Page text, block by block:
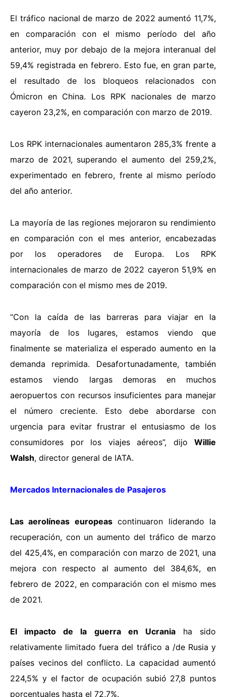
El tráfico nacional de marzo de 2022 aumentó 11,7%,
en comparación con el mismo período del año
anterior, muy por debajo de la mejora interanual del
59,4% registrada en febrero. Esto fue, en gran parte,
el resultado de los bloqueos relacionados con
Ómicron en China. Los RPK nacionales de marzo
cayeron 23,2%, en comparación con marzo de 2019.
Los RPK internacionales aumentaron 285,3% frente a
marzo de 2021, superando el aumento del 259,2%,
experimentado en febrero, frente al mismo período
del año anterior.
La mayoría de las regiones mejoraron su rendimiento
en comparación con el mes anterior, encabezadas
por los operadores de Europa. Los RPK
internacionales de marzo de 2022 cayeron 51,9% en
comparación con el mismo mes de 2019.
“Con la caída de las barreras para viajar en la
mayoría de los lugares, estamos viendo que
finalmente se materializa el esperado aumento en la
demanda reprimida. Desafortunadamente, también
estamos viendo largas demoras en muchos
aeropuertos con recursos insuficientes para manejar
el número creciente. Esto debe abordarse con
urgencia para evitar frustrar el entusiasmo de los
consumidores por los viajes aéreos”, dijo Willie
Walsh, director general de IATA.
Mercados Internacionales de Pasajeros
Las aerolíneas europeascontinuaron liderando la
recuperación, con un aumento del tráfico de marzo
del 425,4%, en comparación con marzo de 2021, una
mejora con respecto al aumento del 384,6%, en
febrero de 2022, en comparación con el mismo mes
de 2021.
El impacto de la guerra en Ucraniaha sido
relativamente limitado fuera del tráfico a /de Rusia y
países vecinos del conflicto. La capacidad aumentó
224,5% y el factor de ocupación subió 27,8 puntos
porcentuales hasta el 72,7%.